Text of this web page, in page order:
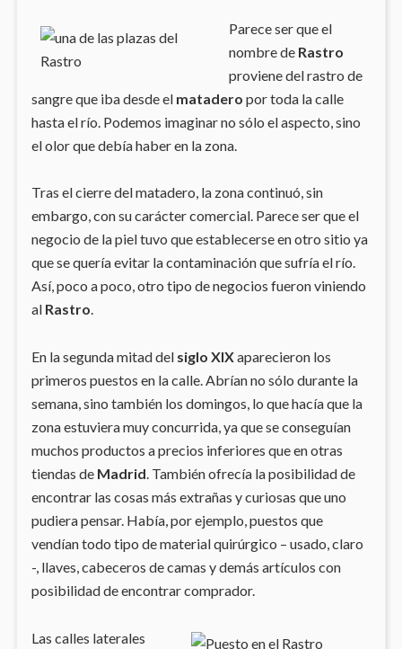
Parece ser que el
nombre deRastro
proviene del rastro de
sangre que iba desde el matadero por toda la calle
hasta el río. Podemos imaginar no sólo el aspecto, sino
el olor que debía haber en la zona.
Tras el cierre del matadero, la zona continuó, sin
embargo, con su carácter comercial. Parece ser que el
negocio de la piel tuvo que establecerse en otro sitio ya
que se quería evitar la contaminación que sufría el río.
Así, poco a poco, otro tipo de negocios fueron viniendo
al Rastro.
En la segunda mitad del siglo XIXaparecieron los
primeros puestos en la calle. Abrían no sólo durante la
semana, sino también los domingos, lo que hacía que la
zona estuviera muy concurrida, ya que se conseguían
muchos productos a precios inferiores que en otras
tiendas de Madrid. También ofrecía la posibilidad de
encontrar las cosas más extrañas y curiosas que uno
pudiera pensar. Había, por ejemplo, puestos que
vendían todo tipo de material quirúrgico – usado, claro
-, llaves, cabeceros de camas y demás artículos con
posibilidad de encontrar comprador.
Las calles laterales